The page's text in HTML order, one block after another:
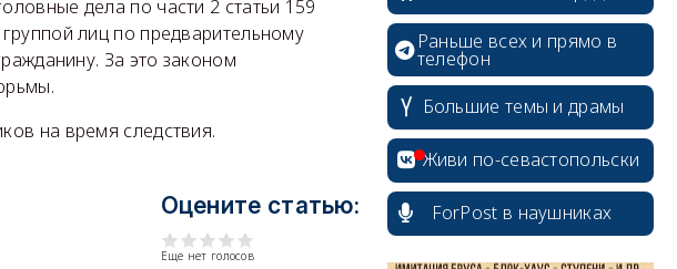
дела по части 2 статьи 159
лиц по предварительному
За это законом
на время следствия.
Оцените статью:
Еще нет голосов
Раньше всех и прямо в
телефон
Большие темы и драмы
Живи по-севастопольски
ForPost в наушниках
erid: 2SDnjcrDNw6